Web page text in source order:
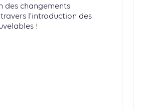
des changements
l’introduction des
!